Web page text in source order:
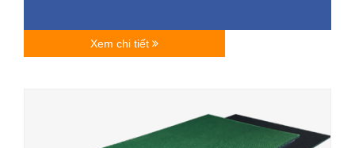
Xem chi tiết